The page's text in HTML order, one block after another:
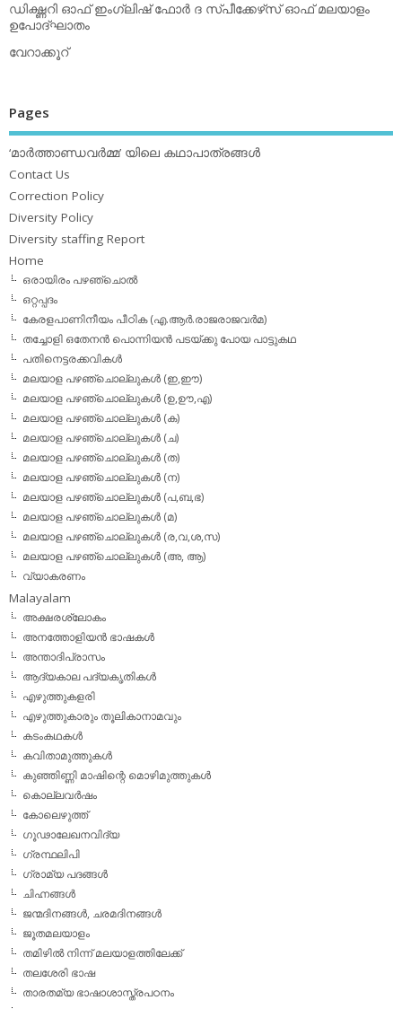
ഡിക്ഷ്ണറി ഓഫ് ഇംഗ്ലിഷ് ഫോര്‍ ദ സ്പീക്കേഴ്‌സ് ഓഫ് മലയാളം
ഉപോദ്ഘാതം
വേറാക്കൂറ്
Pages
‘മാര്‍ത്താണ്ഡവര്‍മ്മ’ യിലെ കഥാപാത്രങ്ങള്‍
Contact Us
Correction Policy
Diversity Policy
Diversity staffing Report
Home
ഒരായിരം പഴഞ്ചൊല്‍
ഒറ്റപ്പദം
കേരളപാണിനീയം പീഠിക (എ.ആര്‍.രാജരാജവര്‍മ)
തച്ചോളി ഒതേനൻ പൊന്നിയൻ പടയ്‌ക്കു പോയ പാട്ടുകഥ
പതിനെട്ടരക്കവികള്‍
മലയാള പഴഞ്ചൊല്ലുകള്‍ (ഇ,ഈ)
മലയാള പഴഞ്ചൊല്ലുകള്‍ (ഉ,ഊ,എ)
മലയാള പഴഞ്ചൊല്ലുകള്‍ (ക)
മലയാള പഴഞ്ചൊല്ലുകള്‍ (ച)
മലയാള പഴഞ്ചൊല്ലുകള്‍ (ത)
മലയാള പഴഞ്ചൊല്ലുകള്‍ (ന)
മലയാള പഴഞ്ചൊല്ലുകള്‍ (പ,ബ,ഭ)
മലയാള പഴഞ്ചൊല്ലുകള്‍ (മ)
മലയാള പഴഞ്ചൊല്ലുകള്‍ (ര,വ,ശ,സ)
മലയാള പഴഞ്ചൊല്ലുകൾ (അ, ആ)
വ്യാകരണം
Malayalam
അക്ഷരശ്ലോകം
അനത്തോളിയന്‍ ഭാഷകള്‍
അന്താദിപ്രാസം
ആദ്യകാല പദ്യകൃതികള്‍
എഴുത്തുകളരി
എഴുത്തുകാരും തൂലികാനാമവും
കടംകഥകള്‍
കവിതാമുത്തുകള്‍
കുഞ്ഞിണ്ണി മാഷിന്റെ മൊഴിമുത്തുകള്‍
കൊല്ലവര്‍ഷം
കോലെഴുത്ത്
ഗൂഢാലേഖനവിദ്യ
ഗ്രന്ഥലിപി
ഗ്രാമ്യ പദങ്ങള്‍
ചിഹ്നങ്ങള്‍
ജന്മദിനങ്ങള്‍, ചരമദിനങ്ങള്‍
ജൂതമലയാളം
തമിഴില്‍ നിന്ന് മലയാളത്തിലേക്ക്
തലശേരി ഭാഷ
താരതമ്യ ഭാഷാശാസ്ത്രപഠനം